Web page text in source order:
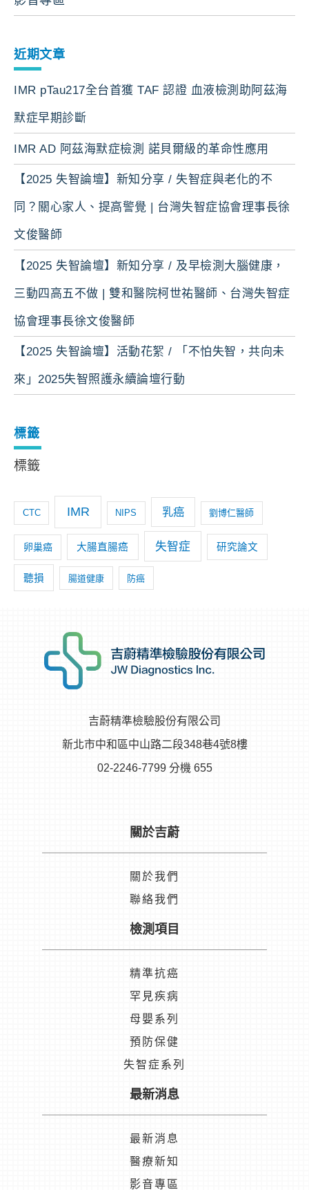
近期文章
IMR pTau217全台首獲 TAF 認證 血液檢測助阿茲海
默症早期診斷
IMR AD 阿茲海默症檢測 諾貝爾級的革命性應用
【2025 失智論壇】新知分享 / 失智症與老化的不
同？關心家人、提高警覺 | 台灣失智症協會理事長徐
文俊醫師
【2025 失智論壇】新知分享 / 及早檢測大腦健康，
三動四高五不做 | 雙和醫院柯世祐醫師、台灣失智症
協會理事長徐文俊醫師
【2025 失智論壇】活動花絮 / 「不怕失智，共向未
來」2025失智照護永續論壇行動
標籤
標籤
CTC IMR NIPS 乳癌 劉博仁醫師
卵巢癌 大腸直腸癌 失智症 研究論文
聽損 腸道健康 防癌
吉蔚精準檢驗股份有限公司
新北市中和區中山路二段348巷4號8樓
02-2246-7799 分機 655
關於吉蔚
關於我們
聯絡我們
檢測項目
精準抗癌
罕見疾病
母嬰系列
預防保健
失智症系列
最新消息
最新消息
醫療新知
影音專區